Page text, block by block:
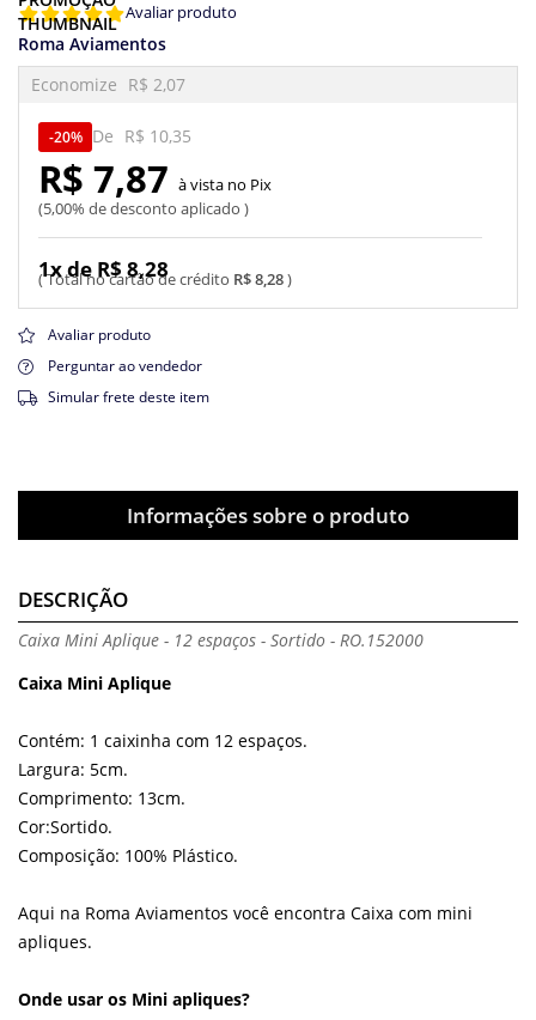
Avaliar produto
Roma Aviamentos
De R$ 10,35
R$ 8,28
Economize R$ 2,07
20%
1x de R$ 8,28
R$ 7,87
5,00% de desconto aplicado
Pix
Avaliar produto
Perguntar ao vendedor
Simular frete deste item
Informações sobre o produto
DESCRIÇÃO
Caixa Mini Aplique - 12 espaços - Sortido - RO.152000
Caixa Mini Aplique
Contém: 1 caixinha com 12 espaços.
Largura: 5cm.
Comprimento: 13cm.
Cor:Sortido.
Composição: 100% Plástico.
Aqui na Roma Aviamentos você encontra Caixa com mini
apliques.
Onde usar os Mini apliques?